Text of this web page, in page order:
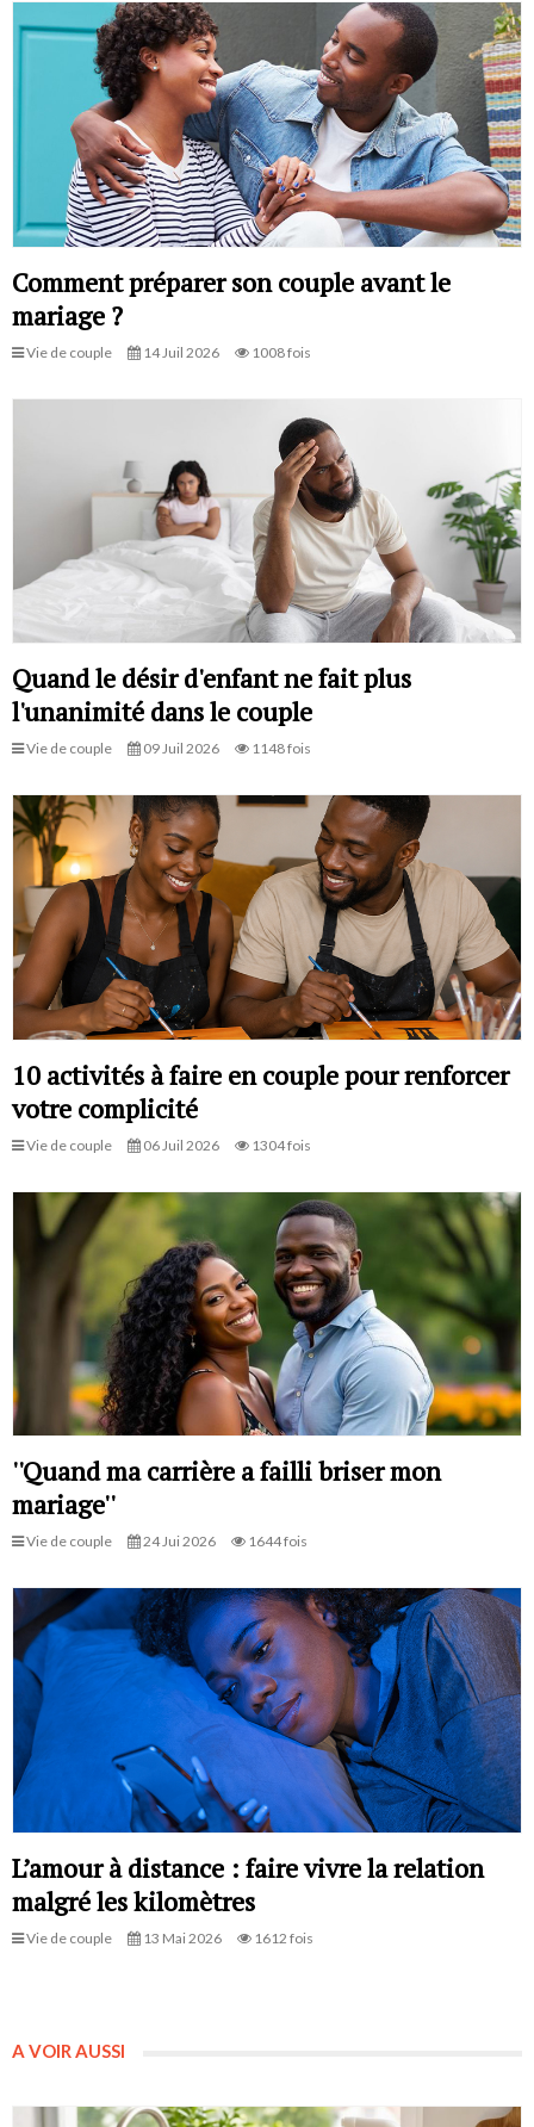
Comment préparer son couple avant le
mariage ?
Vie de couple 14 Juil 2026 1008 fois
Quand le désir d'enfant ne fait plus
l'unanimité dans le couple
Vie de couple 09 Juil 2026 1148 fois
10 activités à faire en couple pour renforcer
votre complicité
Vie de couple 06 Juil 2026 1304 fois
''Quand ma carrière a failli briser mon
mariage''
Vie de couple 24 Jui 2026 1644 fois
L’amour à distance : faire vivre la relation
malgré les kilomètres
Vie de couple 13 Mai 2026 1612 fois
A VOIR AUSSI